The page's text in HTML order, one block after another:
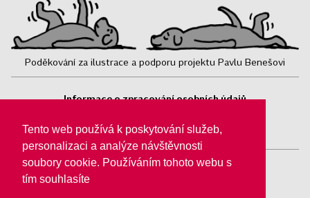
Tento web používá k poskytování služeb,
personalizaci a analýze návštěvnosti
soubory cookie. Používáním tohoto webu s
tím souhlasíte
Poděkování za ilustrace a podporu projektu Pavlu Benešovi
Informace o zpracování osobních údajů
Sledujte nás: